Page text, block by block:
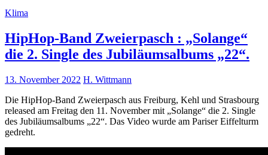
Klima
HipHop-Band Zweierpasch : „Solange“
die 2. Single des Jubiläumsalbums „22“.
13. November 2022 H. Wittmann
Die HipHop-Band Zweierpasch aus Freiburg, Kehl und Strasbourg
released am Freitag den 11. November mit „Solange“ die 2. Single
des Jubiläumsalbums „22“. Das Video wurde am Pariser Eiffelturm
gedreht.